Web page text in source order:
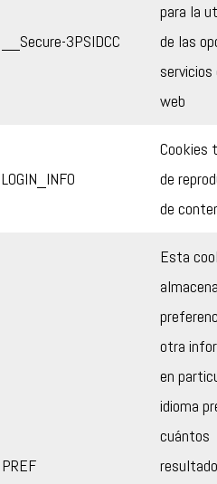
__Secure-3PSIDCC
para la
de las
web
LOGIN_INFO
Cookies
de
de
PREF
Esta
otra
en
idioma
cuántos